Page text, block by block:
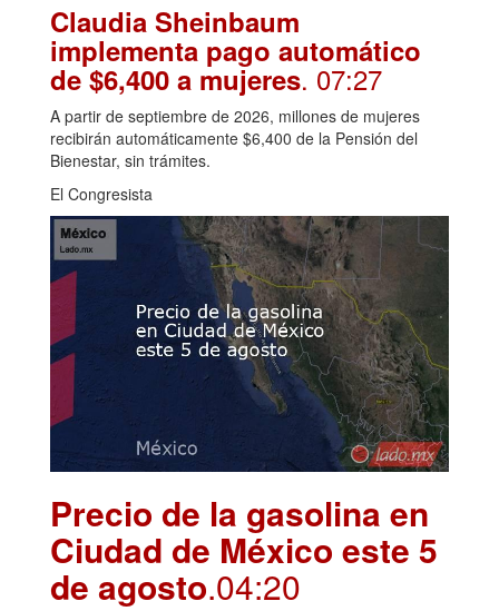
Claudia Sheinbaum
implementa pago automático
de $6,400 a mujeres. 07:27
A partir de septiembre de 2026, millones de mujeres
recibirán automáticamente $6,400 de la Pensión del
Bienestar, sin trámites.
El Congresista
Precio de la gasolina en
Ciudad de México este 5
de agosto.04:20